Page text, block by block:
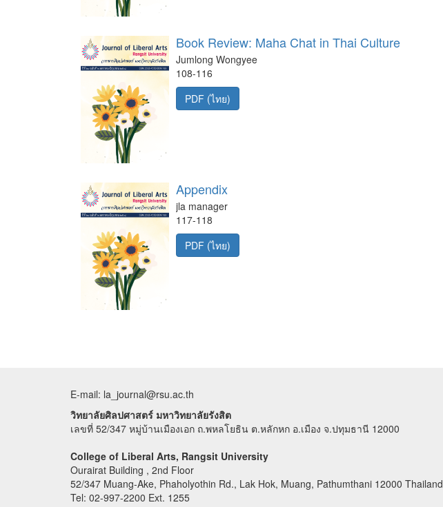
Book Review: Maha Chat in Thai Culture
Jumlong Wongyee
108-116
PDF (ไทย)
Appendix
jla manager
117-118
PDF (ไทย)
E-mail: la_journal@rsu.ac.th
วิทยาลัยศิลปศาสตร์ มหาวิทยาลัยรังสิต
เลขที่ 52/347 หมู่บ้านเมืองเอก ถ.พหลโยธิน ต.หลักหก อ.เมือง จ.ปทุมธานี 12000
College of Liberal Arts, Rangsit University
Ourairat Building , 2nd Floor
52/347 Muang-Ake, Phaholyothin Rd., Lak Hok, Muang, Pathumthani 12000 Thailand
Tel: 02-997-2200 Ext. 1255